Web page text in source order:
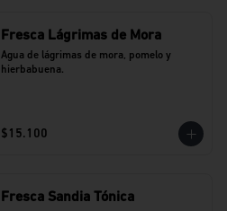
Fresca Lágrimas de Mora
Agua de lágrimas de mora, pomelo y
hierbabuena.
$15.100
Fresca Sandia Tónica